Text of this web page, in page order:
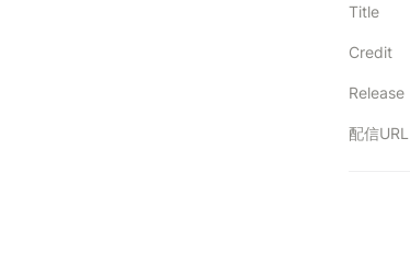
Title
Credit
Release
配信URL